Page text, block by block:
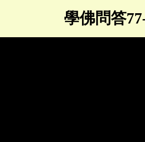
學佛問答